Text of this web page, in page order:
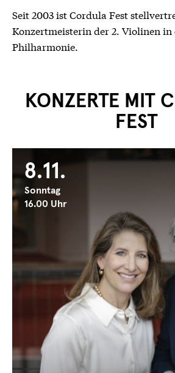
Seit 2003 ist Cordula Fest
Konzertmeisterin der 2. Violinen in
Philharmonie.
KONZERTE MIT
FEST
8.11.
Sonntag
16.00 Uhr